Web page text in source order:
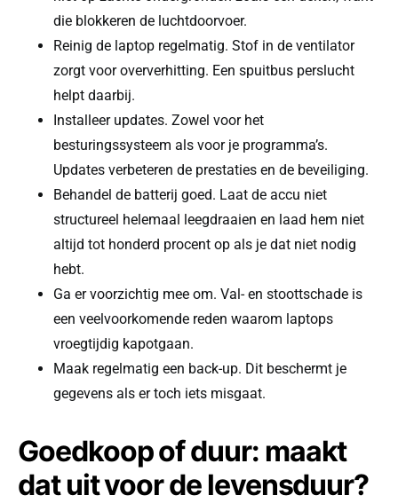
die blokkeren de luchtdoorvoer.
Reinig de laptop regelmatig. Stof in de ventilator
zorgt voor oververhitting. Een spuitbus perslucht
helpt daarbij.
Installeer updates. Zowel voor het
besturingssysteem als voor je programma’s.
Updates verbeteren de prestaties en de beveiliging.
Behandel de batterij goed. Laat de accu niet
structureel helemaal leegdraaien en laad hem niet
altijd tot honderd procent op als je dat niet nodig
hebt.
Ga er voorzichtig mee om. Val- en stoottschade is
een veelvoorkomende reden waarom laptops
vroegtijdig kapotgaan.
Maak regelmatig een back-up. Dit beschermt je
gegevens als er toch iets misgaat.
Goedkoop of duur: maakt
dat uit voor de levensduur?